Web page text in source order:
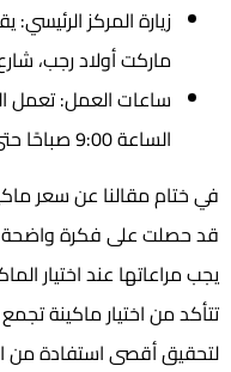
زيارة المركز
ماركت أولاد رجب،
ساعات العمل: تعمل
الساعة 9:00 صباحًا حتى 7:30 مساءً.
في ختام مقالنا عن سعر
قد حصلت على فكرة واضحة
يجب مراعاتها عند اختيار
تتأكد من اختيار ماكينة
لتحقيق أقصى استفادة من